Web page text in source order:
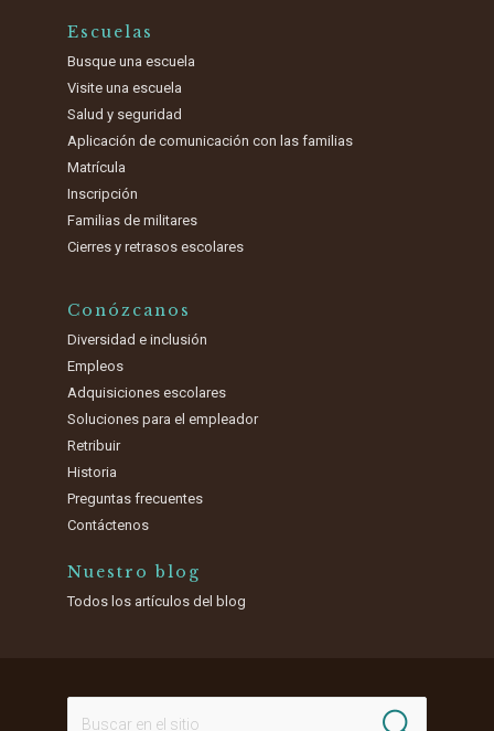
Escuelas
Busque una escuela
Visite una escuela
Salud y seguridad
Aplicación de comunicación con las familias
Matrícula
Inscripción
Familias de militares
Cierres y retrasos escolares
Conózcanos
Diversidad e inclusión
Empleos
Adquisiciones escolares
Soluciones para el empleador
Retribuir
Historia
Preguntas frecuentes
Contáctenos
Nuestro blog
Todos los artículos del blog